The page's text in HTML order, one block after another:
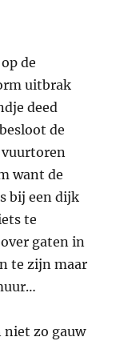
de
uitbrak
deed
de
vuurtoren
want de
bij een dijk
te
gaten in
te zijn maar
niet zo gauw